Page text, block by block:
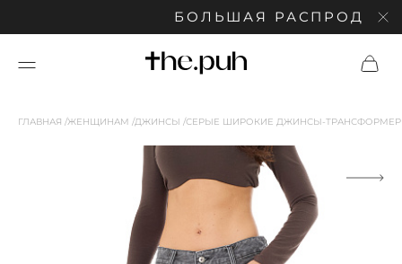
БОЛЬШАЯ РАСПРОДАЖА:
ГЛАВНАЯ ЖЕНЩИНАМ ДЖИНСЫ СЕРЫЕ ШИРОКИЕ ДЖИНСЫ-